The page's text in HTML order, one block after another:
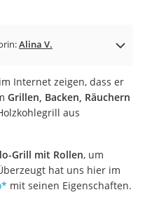
Alina V.
Internet zeigen, dass er
Grillen, Backen, Räuchern
aus
Grill mit Rollen, um
hat uns hier im
* mit seinen Eigenschaften.